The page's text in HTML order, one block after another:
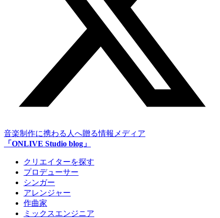
音楽制作に携わる人へ贈る情報メディア
「ONLIVE Studio blog」
クリエイターを探す
プロデューサー
シンガー
アレンジャー
作曲家
ミックスエンジニア